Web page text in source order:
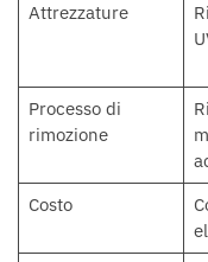
Attrezzature
Processo di
rimozione
Costo